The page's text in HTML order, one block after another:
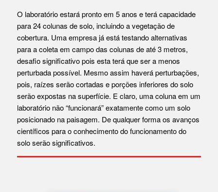
O laboratório estará pronto em 5 anos e terá capacidade
para 24 colunas de solo, incluindo a vegetação de
cobertura. Uma empresa já está testando alternativas
para a coleta em campo das colunas de até 3 metros,
desafio significativo pois esta terá que ser a menos
perturbada possível. Mesmo assim haverá perturbações,
pois, raízes serão cortadas e porções inferiores do solo
serão expostas na superfície. E claro, uma coluna em um
laboratório não “funcionará” exatamente como um solo
posicionado na paisagem. De qualquer forma os avanços
científicos para o conhecimento do funcionamento do
solo serão significativos.